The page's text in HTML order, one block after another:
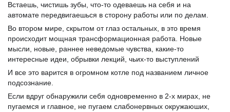
Встаешь, чистишь зубы, что-то одеваешь на себя и на
автомате передвигаешься в сторону работы или по делам.
Во втором мире, скрытом от глаз остальных, в это время
происходит мощная трансформационная работа. Новые
мысли, новые, раннее неведомые чувства, какие-то
интересные идеи, обрывки лекций, чьих-то выступлений
И все это варится в огромном котле под названием личное
подсознание.
Если вдруг обнаружили себя одновременно в 2-х мирах, не
пугаемся и главное, не пугаем слабонервных окружаюших,